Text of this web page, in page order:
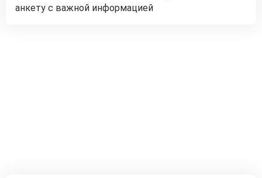
анкету с важной информацией